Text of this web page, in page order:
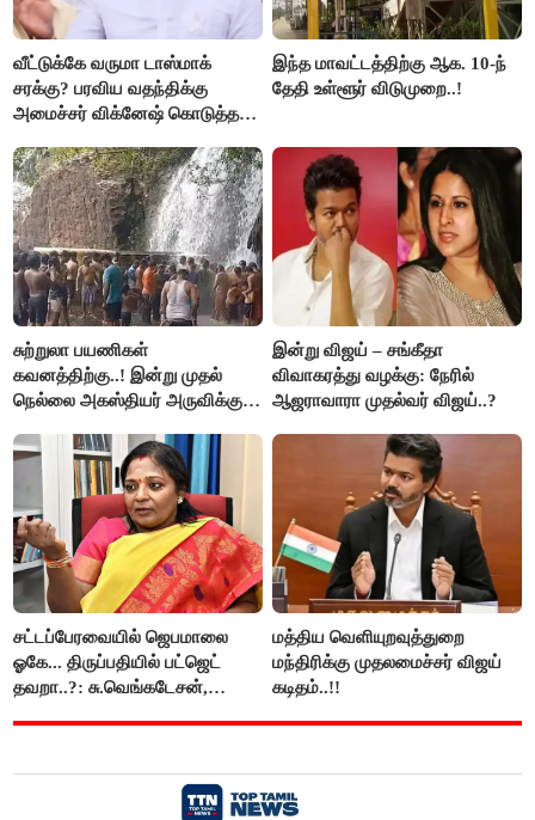
வீட்டுக்கே வருமா டாஸ்மாக்
சரக்கு? பரவிய வதந்திக்கு
அமைச்சர் விக்னேஷ் கொடுத்த
இந்த மாவட்டத்திற்கு ஆக. 10-ந்
தேதி உள்ளூர் விடுமுறை..!
சுற்றுலா பயணிகள்
கவனத்திற்கு..! இன்று முதல்
நெல்லை அகஸ்தியர் அருவிக்கு
இன்று விஜய் – சங்கீதா
விவாகரத்து வழக்கு: நேரில்
ஆஜராவாரா முதல்வர் விஜய்..?
சட்டப்பேரவையில் ஜெபமாலை
ஓகே... திருப்பதியில் பட்ஜெட்
தவறா..?: சு.வெங்கடேசன்,
மத்திய வெளியுறவுத்துறை
மந்திரிக்கு முதலமைச்சர் விஜய்
கடிதம்..!!